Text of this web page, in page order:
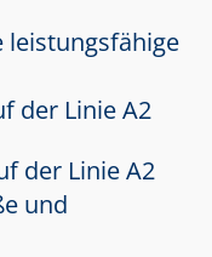
leistungsfähige
der Linie A2
der Linie A2
und